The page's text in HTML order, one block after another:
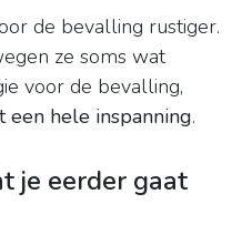
de bevalling rustiger.
ze soms wat
voor de bevalling,
een hele inspanning.
je eerder gaat